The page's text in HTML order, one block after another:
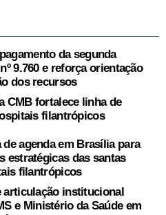
da segunda
9.760 e reforça orientação
dos recursos
CMB fortalece linha de
filantrópicos
agenda em Brasília para
estratégicas das santas
filantrópicos
articulação institucional
e Ministério da Saúde em